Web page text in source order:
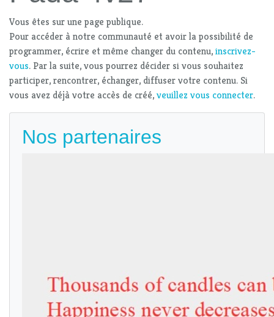
Vous êtes sur une page publique.
Pour accéder à notre communauté et avoir la possibilité de
programmer, écrire et même changer du contenu,inscrivez-
vous. Par la suite, vous pourrez décider si vous souhaitez
participer, rencontrer, échanger, diffuser votre contenu. Si
vous avez déjà votre accès de créé,veuillez vous connecter.
Nos partenaires